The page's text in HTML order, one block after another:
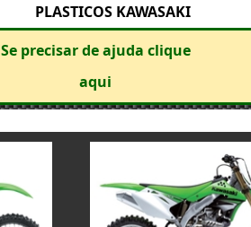
PLASTICOS KAWASAKI
Se precisar de ajuda clique
aqui